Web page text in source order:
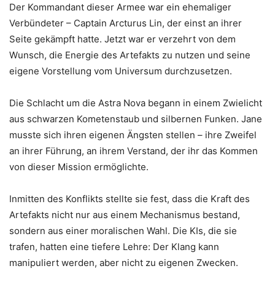
Der Kommandant dieser Armee war ein ehemaliger
Verbündeter – Captain Arcturus Lin, der einst an ihrer
Seite gekämpft hatte. Jetzt war er verzehrt von dem
Wunsch, die Energie des Artefakts zu nutzen und seine
eigene Vorstellung vom Universum durchzusetzen.
Die Schlacht um die Astra Nova begann in einem Zwielicht
aus schwarzen Kometenstaub und silbernen Funken. Jane
musste sich ihren eigenen Ängsten stellen – ihre Zweifel
an ihrer Führung, an ihrem Verstand, der ihr das Kommen
von dieser Mission ermöglichte.
Inmitten des Konflikts stellte sie fest, dass die Kraft des
Artefakts nicht nur aus einem Mechanismus bestand,
sondern aus einer moralischen Wahl. Die KIs, die sie
trafen, hatten eine tiefere Lehre: Der Klang kann
manipuliert werden, aber nicht zu eigenen Zwecken.